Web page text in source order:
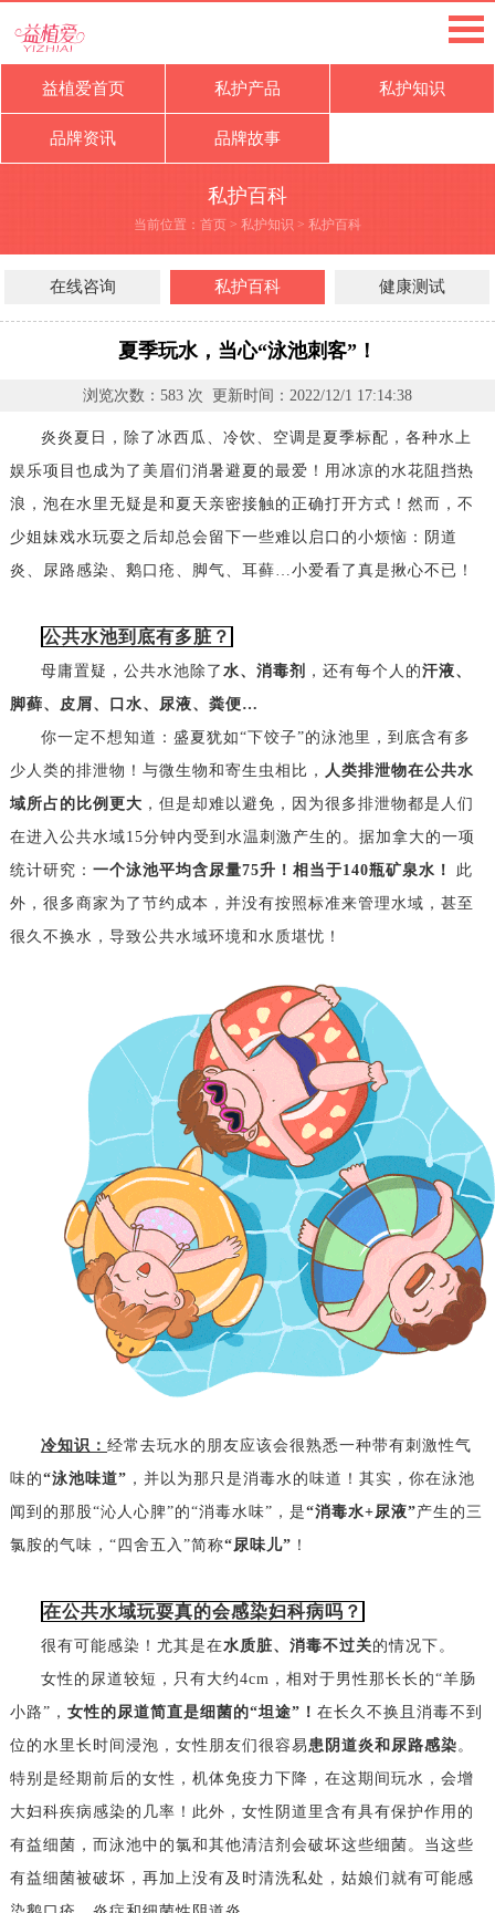
益植爱首页 私护产品 私护知识
品牌资讯 品牌故事
私护百科
当前位置： 首页 > 私护知识 > 私护百科
在线咨询 私护百科 健康测试
夏季玩水，当心“泳池刺客”！
浏览次数： 583 次 更新时间： 2022/12/1 17:14:38
炎炎夏日，除了冰西瓜、冷饮、空调是夏季标配，各种水上
娱乐项目也成为了美眉们消暑避夏的最爱！用冰凉的水花阻挡热
浪，泡在水里无疑是和夏天亲密接触的正确打开方式！然而，不
少姐妹戏水玩耍之后却总会留下一些难以启口的小烦恼：阴道
炎、尿路感染、鹅口疮、脚气、耳藓…小爱看了真是揪心不已！
公共水池到底有多脏？
母庸置疑，公共水池除了 水、消毒剂 ，还有每个人的汗液、
脚藓、皮屑、口水、尿液、粪便…
你一定不想知道：盛夏犹如“下饺子”的泳池里，到底含有多
少人类的排泄物！与微生物和寄生虫相比，
人类排泄物在公共水
域所占的比例更大 ，但是却难以避免，因为很多排泄物都是人们
在进入公共水域15分钟内受到水温刺激产生的。据加拿大的一项
统计研究： 一个泳池平均含尿量75升！相当于140瓶矿泉水！
此
外，很多商家为了节约成本，并没有按照标准来管理水域，甚至
很久不换水，导致公共水域环境和水质堪忧！
冷知识： 经常去玩水的朋友应该会很熟悉一种带有刺激性气
味的“泳池味道” ，并以为那只是消毒水的味道！其实，你在泳池
闻到的那股“沁人心脾”的“消毒水味”，是“消毒水+尿液”产生的三
氯胺的气味，“四舍五入”简称“尿味儿” ！
在公共水域玩耍真的会感染妇科病吗？
很有可能感染！尤其是在水质脏、消毒不过关的情况下。
女性的尿道较短，只有大约4cm，相对于男性那长长的“羊肠
小路”， 女性的尿道简直是细菌的“坦途”！ 在长久不换且消毒不到
位的水里长时间浸泡，女性朋友们很容易 患阴道炎和尿路感染 。
特别是经期前后的女性，机体免疫力下降，在这期间玩水，会增
大妇科疾病感染的几率！ 此外，女性阴道里含有具有保护作用的
有益细菌，而泳池中的氯和其他清洁剂会破坏这些细菌。当这些
有益细菌被破坏，再加上没有及时清洗私处，姑娘们就有可能感